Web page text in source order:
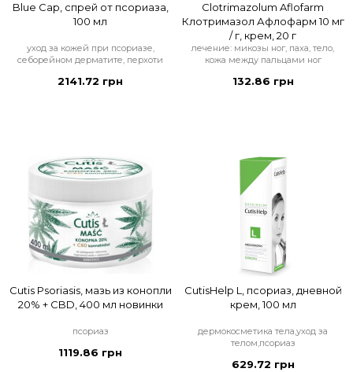
Blue Cap, спрей от псориаза,
100 мл
уход за кожей при псориазе,
себорейном дерматите, перхоти
2141.72 грн
Clotrimazolum Aflofarm
Клотримазол Афлофарм 10 мг
/ г, крем, 20 г
лечение: микозы ног, паха, тело,
кожа между пальцами ног
132.86 грн
Cutis Psoriasis, мазь из конопли
20% + CBD, 400 мл новинки
псориаз
1119.86 грн
CutisHelp L, псориаз, дневной
крем, 100 мл
дермокосметика тела,уход за
телом,псориаз
629.72 грн